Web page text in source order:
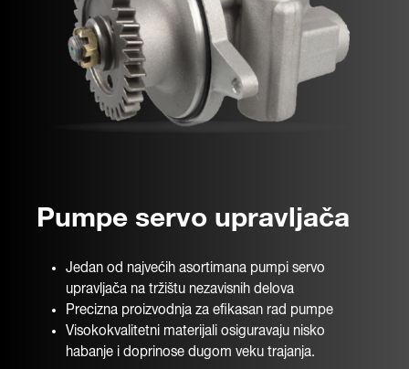
Pumpe servo upravljača
Jedan od najvećih asortimana pumpi servo
upravljača na tržištu nezavisnih delova
Precizna proizvodnja za efikasan rad pumpe
Visokokvalitetni materijali osiguravaju nisko
habanje i doprinose dugom veku trajanja.